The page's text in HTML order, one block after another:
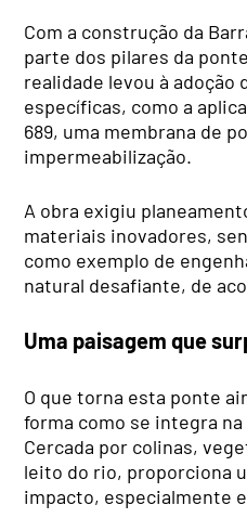
Com a construção da
parte dos pilares da
realidade levou à adoção
específicas, como a
689, uma membrana de
impermeabilização.
A obra exigiu
materiais inovadores,
como exemplo de
natural desafiante, de
Uma paisagem que
O que torna esta ponte
forma como se integra
Cercada por colinas,
leito do rio, proporciona
impacto, especialmente